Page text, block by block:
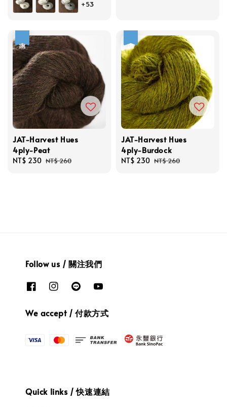
+53
JAT-Harvest Hues
4ply-Peat
Sale
NT$ 230 Regular
NT$ 260
JAT-Harvest Hues
4ply-Burdock
Sale
NT$ 230 Regular
NT$ 260
Follow us / 關注我們
We accept / 付款方式
Quick links / 快速連結